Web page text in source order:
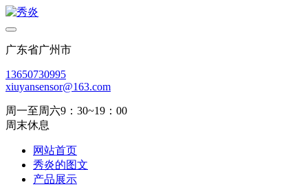
广东省广州市
13650730995
xiuyansensor@163.com
周一至周六9：30~19：00
周末休息
网站首页
秀炎的图文
产品展示